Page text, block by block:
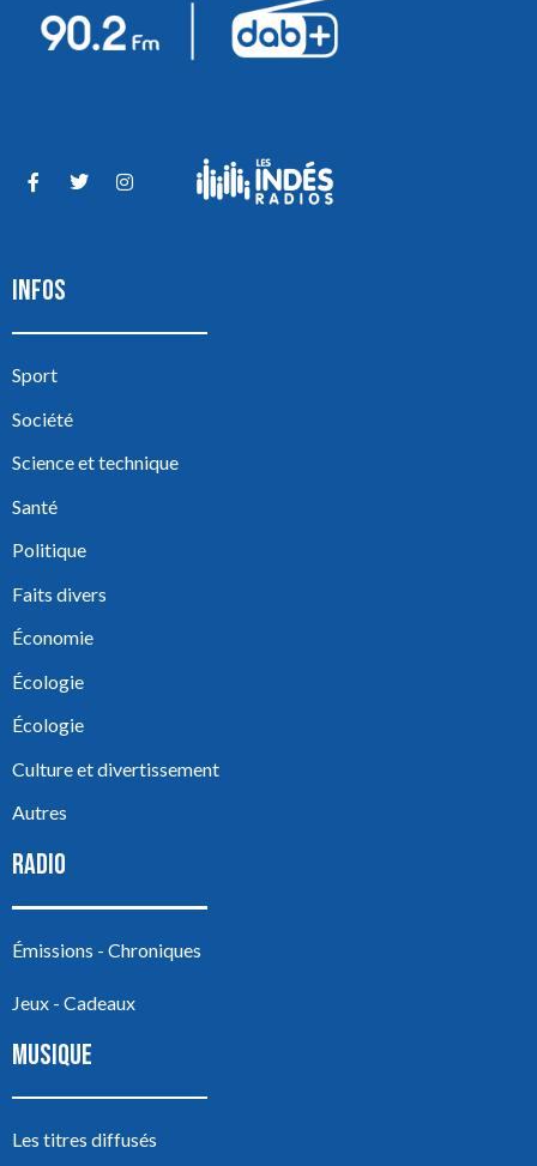
INFOS
Sport
Société
Science et technique
Santé
Politique
Faits divers
Économie
Écologie
Écologie
Culture et divertissement
Autres
RADIO
Émissions - Chroniques
Jeux - Cadeaux
MUSIQUE
Les titres diffusés